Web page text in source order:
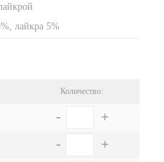
лайкра 5%
Количество:
- +
- +